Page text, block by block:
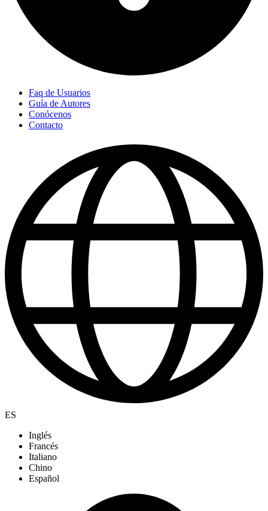
Faq de Usuarios
Guía de Autores
Conócenos
Contacto
ES
Inglés
Francés
Italiano
Chino
Español